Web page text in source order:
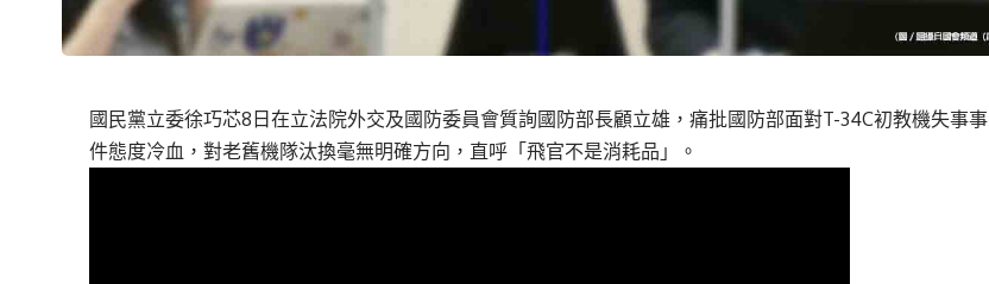
國民黨立委徐巧芯8日在立法院外交及國防委員會質詢國防部長顧立雄，痛批國防部面對T-34C初教機失事事
件態度冷血，對老舊機隊汰換毫無明確方向，直呼「飛官不是消耗品」。